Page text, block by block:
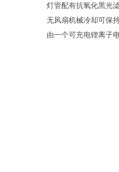
灯管配有抗氧化黑光
无风扇机械冷却可保
由一个可充电锂离子